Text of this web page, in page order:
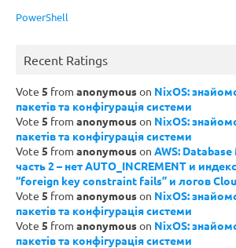
PowerShell
Recent Ratings
Vote 5 from anonymouson NixOS:
пакетів та конфігурація системи
Vote 5 from anonymouson NixOS:
пакетів та конфігурація системи
Vote 5 from anonymouson AWS:
часть 2 – нет AUTO_INCREMENT и
“foreign key constraint fails” и логов
Vote 5 from anonymouson NixOS:
пакетів та конфігурація системи
Vote 5 from anonymouson NixOS:
пакетів та конфігурація системи